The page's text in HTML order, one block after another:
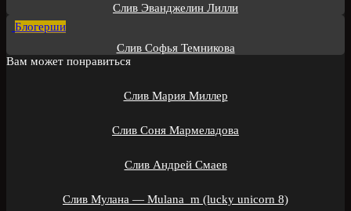
Слив Эванджелин Лилли
Блогерши
Слив Софья Темникова
Вам может понравиться
Слив Мария Миллер
Слив Соня Мармеладова
Слив Андрей Смаев
Слив Мулана — Mulana_m (lucky unicorn 8)